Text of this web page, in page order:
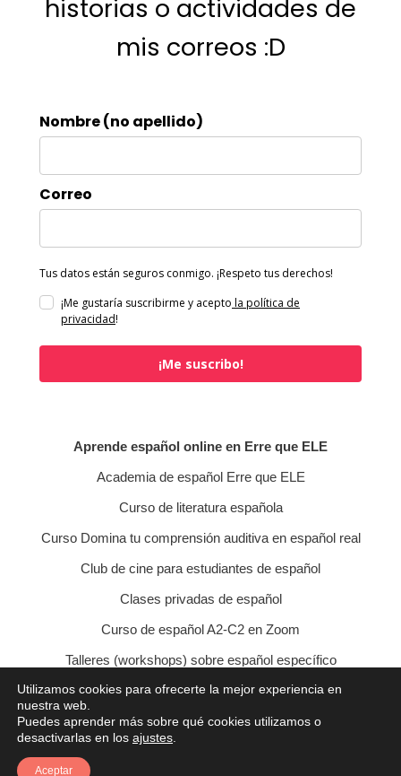
historias o actividades de
mis correos :D
Nombre (no apellido)
Correo
Tus datos están seguros conmigo. ¡Respeto tus derechos!
¡Me gustaría suscribirme y acepto la política de
privacidad!
¡Me suscribo!
Aprende español online en Erre que ELE
Academia de español Erre que ELE
Curso de literatura española
Curso Domina tu comprensión auditiva en español real
Club de cine para estudiantes de español
Clases privadas de español
Curso de español A2-C2 en Zoom
Talleres (workshops) sobre español específico
Curso de conversación veraniego
Política de privacidad
Política de cookies
Condiciones de contratación
Utilizamos cookies para ofrecerte la mejor experiencia en
nuestra web.
Puedes aprender más sobre qué cookies utilizamos o
desactivarlas en los ajustes
Aceptar